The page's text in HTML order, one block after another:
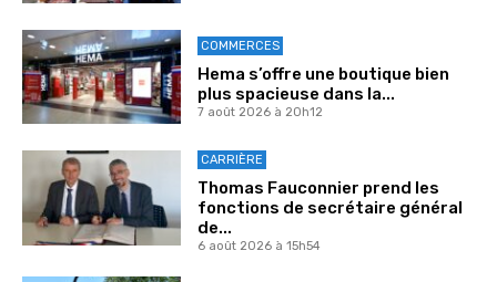
COMMERCES
Hema s’offre une boutique bien
plus spacieuse dans la...
7 août 2026 à 20h12
CARRIÈRE
Thomas Fauconnier prend les
fonctions de secrétaire général
de...
6 août 2026 à 15h54